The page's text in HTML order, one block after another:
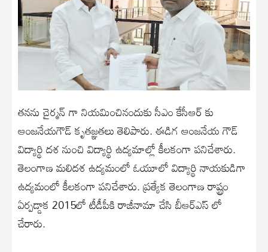
తనను చైర్మన్ గా నియమించినందుకు సీఎం కేసీఆర్ కు
ఆంజనేయగౌడ్ కృతజ్ఞతలు తెలిపారు. ఈడిగ ఆంజనేయ గౌడ్
విద్యార్థి దశ నుంచి విద్యార్థి ఉద్యమాల్లో కీలకంగా పనిచేశారు.
తెలంగాణ మలిదశ ఉద్యమంలో ఓయూలో విద్యార్థి నాయకుడిగా
ఉద్యమంలో కీలకంగా పనిచేశారు. ప్రత్యేక తెలంగాణ రాష్ట్రం
ఏర్పడ్డాక 2015లో టీడీపీకి రాజీనామా చేసి బీఆర్ఎస్ లో
చేరారు.